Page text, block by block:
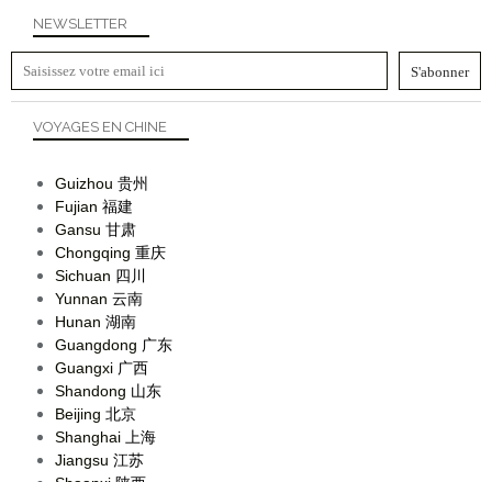
NEWSLETTER
VOYAGES EN CHINE
Guizhou 贵州
Fujian 福建
Gansu 甘肃
Chongqing 重庆
Sichuan 四川
Yunnan 云南
Hunan 湖南
Guangdong 广东
Guangxi 广西
Shandong 山东
Beijing 北京
Shanghai 上海
Jiangsu 江苏